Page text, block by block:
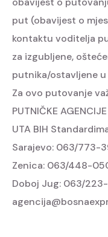
put (obavijest o
kontaktu voditelja
za izgubljene,
putnika/ostavljene
Za ovo putovanje
PUTNIČKE
UTA BIH
Sarajevo: 063/773-
Zenica: 063/448-
Doboj Jug: 063/